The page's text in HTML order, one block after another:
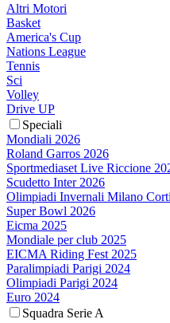
Altri Motori
Basket
America's Cup
Nations League
Tennis
Sci
Volley
Drive UP
Speciali
Mondiali 2026
Roland Garros 2026
Sportmediaset Live Riccione
Scudetto Inter 2026
Olimpiadi Invernali Milano
Super Bowl 2026
Eicma 2025
Mondiale per club 2025
EICMA Riding Fest 2025
Paralimpiadi Parigi 2024
Olimpiadi Parigi 2024
Euro 2024
Squadra Serie A